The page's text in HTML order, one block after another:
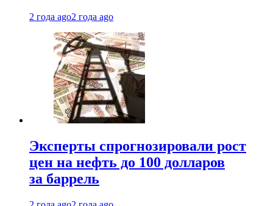
2 года ago2 года ago
Эксперты спрогнозировали рост
цен на нефть до 100 долларов
за баррель